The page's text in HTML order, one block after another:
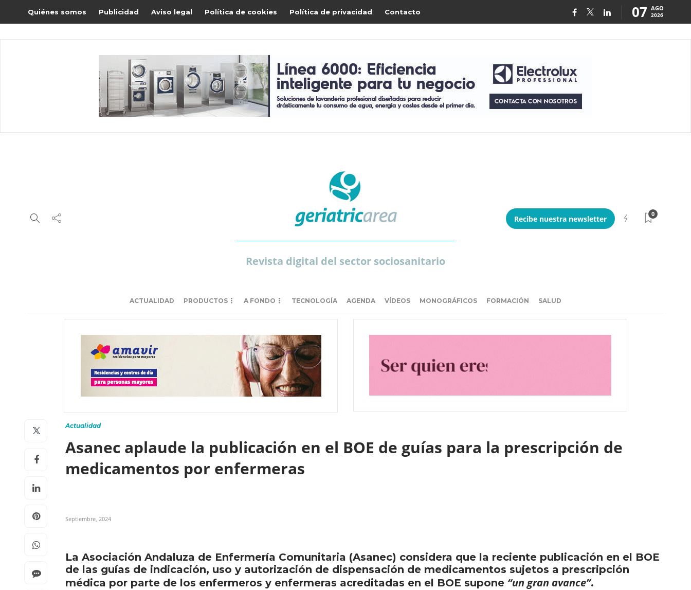
Quiénes somos Publicidad Aviso legal Política de cookies Política de privacidad Contacto 07 AGO
2026
Revista digital del sector sociosanitario
Recibe nuestra newsletter
0
ACTUALIDAD PRODUCTOS A FONDO TECNOLOGÍA AGENDA VÍDEOS MONOGRÁFICOS FORMACIÓN SALUD
Actualidad
Asanec aplaude la publicación en el BOE de guías para la prescripción de
medicamentos por enfermeras
Septiembre, 2024
La Asociación Andaluza de Enfermería Comunitaria (Asanec) considera que la reciente publicación en el BOE
de las guías de indicación, uso y autorización de dispensación de medicamentos sujetos a prescripción
médica por parte de los enfermeros y enfermeras acreditadas en el BOE supone “un gran avance”.